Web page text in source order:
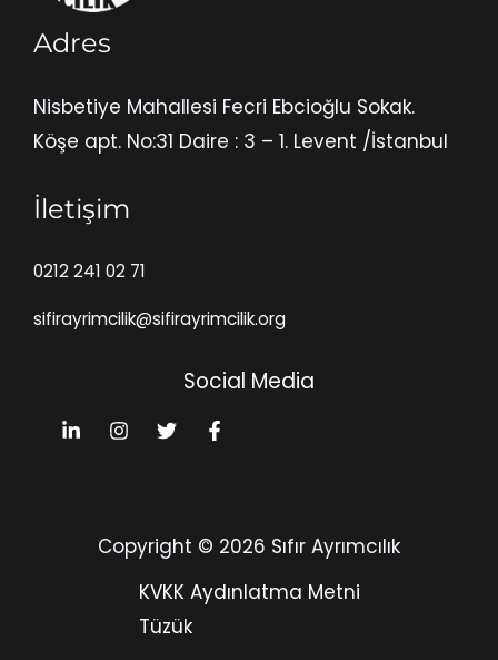
Adres
Nisbetiye Mahallesi Fecri Ebcioğlu Sokak.
Köşe apt. No:31 Daire : 3 – 1. Levent /İstanbul
İletişim
0212 241 02 71
sifirayrimcilik@sifirayrimcilik.org
Social Media
Copyright © 2026 Sıfır Ayrımcılık
KVKK Aydınlatma Metni
Tüzük